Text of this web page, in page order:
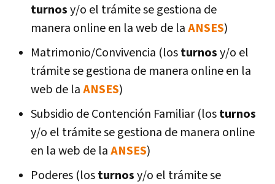
turnosy/o el trámite se gestiona de
manera online en la web de laANSES)
Matrimonio/Convivencia (losturnosy/o el
trámite se gestiona de manera online en la
web de laANSES)
Subsidio de Contención Familiar (losturnos
y/o el trámite se gestiona de manera online
en la web de laANSES)
Poderes (losturnosy/o el trámite se